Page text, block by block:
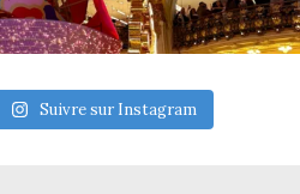
Suivre sur Instagram